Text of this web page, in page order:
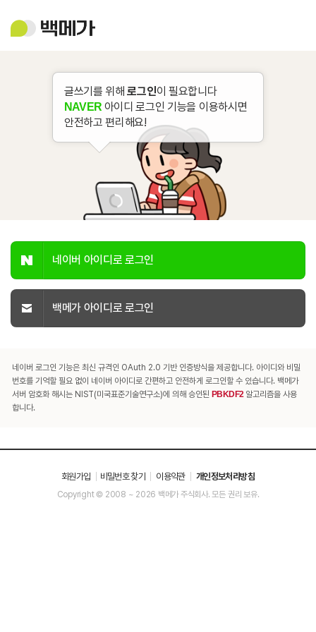
백
메
글쓰기를 위해로그인이 필요합니다
NAVER 아이디 로그인 기능을 이용하시면
안전하고 편리해요!
네이버 아이디로 로그인
백메가 아이디로 로그인
네이버 로그인 기능은 최신 규격인 OAuth 2.0 기반 인증방식을 제공합니다. 아이디와 비밀
번호를 기억할 필요 없이 네이버 아이디로 간편하고 안전하게 로그인할 수 있습니다. 백메가
서버 암호화 해시는 NIST(미국표준기술연구소)에 의해 승인된 PBKDF2알고리즘을 사용
합니다.
회원가입 비밀번호 찾기 이용약관 개인정보처리방침
Copyright © 2008 ~ 2026 백메가 주식회사. 모든 권리 보유.